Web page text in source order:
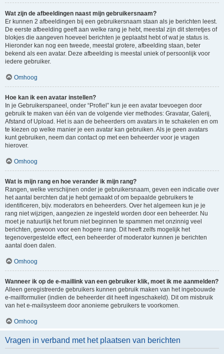
Wat zijn de afbeeldingen naast mijn gebruikersnaam?
Er kunnen 2 afbeeldingen bij een gebruikersnaam staan als je berichten leest.
De eerste afbeelding geeft aan welke rang je hebt, meestal zijn dit sterretjes of
blokjes die aangeven hoeveel berichten je geplaatst hebt of wat je status is.
Hieronder kan nog een tweede, meestal grotere, afbeelding staan, beter
bekend als een avatar. Deze afbeelding is meestal uniek of persoonlijk voor
iedere gebruiker.
Omhoog
Hoe kan ik een avatar instellen?
In je Gebruikerspaneel, onder “Profiel” kun je een avatar toevoegen door
gebruik te maken van één van de volgende vier methodes: Gravatar, Galerij,
Afstand of Upload. Het is aan de beheerders om avatars in te schakelen en om
te kiezen op welke manier je een avatar kan gebruiken. Als je geen avatars
kunt gebruiken, neem dan contact op met een beheerder voor je vragen
hierover.
Omhoog
Wat is mijn rang en hoe verander ik mijn rang?
Rangen, welke verschijnen onder je gebruikersnaam, geven een indicatie over
het aantal berchten dat je hebt gemaakt of om bepaalde gebruikers te
identificeren, bijv. moderators en beheerders. Over het algemeen kun je je
rang niet wijzigen, aangezien ze ingesteld worden door een beheerder. Nu
moet je natuurlijk het forum niet beginnen te spammen met onzinnig veel
berichten, gewoon voor een hogere rang. Dit heeft zelfs mogelijk het
tegenovergestelde effect, een beheerder of moderator kunnen je berichten
aantal doen dalen.
Omhoog
Wanneer ik op de e-maillink van een gebruiker klik, moet ik me aanmelden?
Alleen geregistreerde gebruikers kunnen gebruik maken van het ingebouwde
e-mailformulier (indien de beheerder dit heeft ingeschakeld). Dit om misbruik
van het e-mailsysteem door anonieme gebruikers te voorkomen.
Omhoog
Vragen in verband met het plaatsen van berichten